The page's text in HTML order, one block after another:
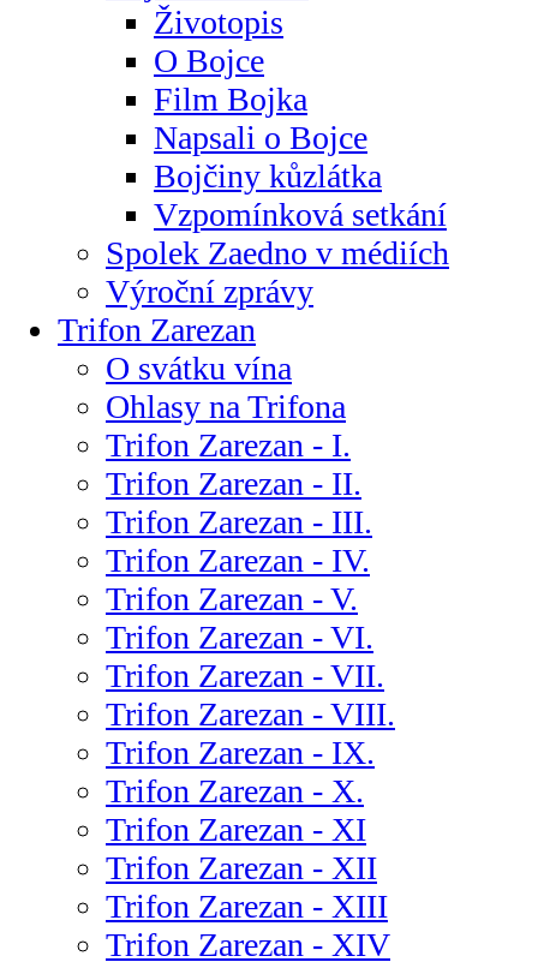
Životopis
O Bojce
Film Bojka
Napsali o Bojce
Bojčiny kůzlátka
Vzpomínková setkání
Spolek Zaedno v médiích
Výroční zprávy
Trifon Zarezan
O svátku vína
Ohlasy na Trifona
Trifon Zarezan - I.
Trifon Zarezan - II.
Trifon Zarezan - III.
Trifon Zarezan - IV.
Trifon Zarezan - V.
Trifon Zarezan - VI.
Trifon Zarezan - VII.
Trifon Zarezan - VIII.
Trifon Zarezan - IX.
Trifon Zarezan - X.
Trifon Zarezan - XI
Trifon Zarezan - XII
Trifon Zarezan - XIII
Trifon Zarezan - XIV